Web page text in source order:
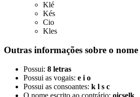
Klé
Kés
Cio
Kles
Outras informações sobre o nome
Possui: 8 letras
Possui as vogais: e i o
Possui as consoantes: k l s c
O nome escrito ao contrário: oicselk